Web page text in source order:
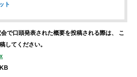
ト
で口頭発表された概要を投稿される際は、
こ
してください。